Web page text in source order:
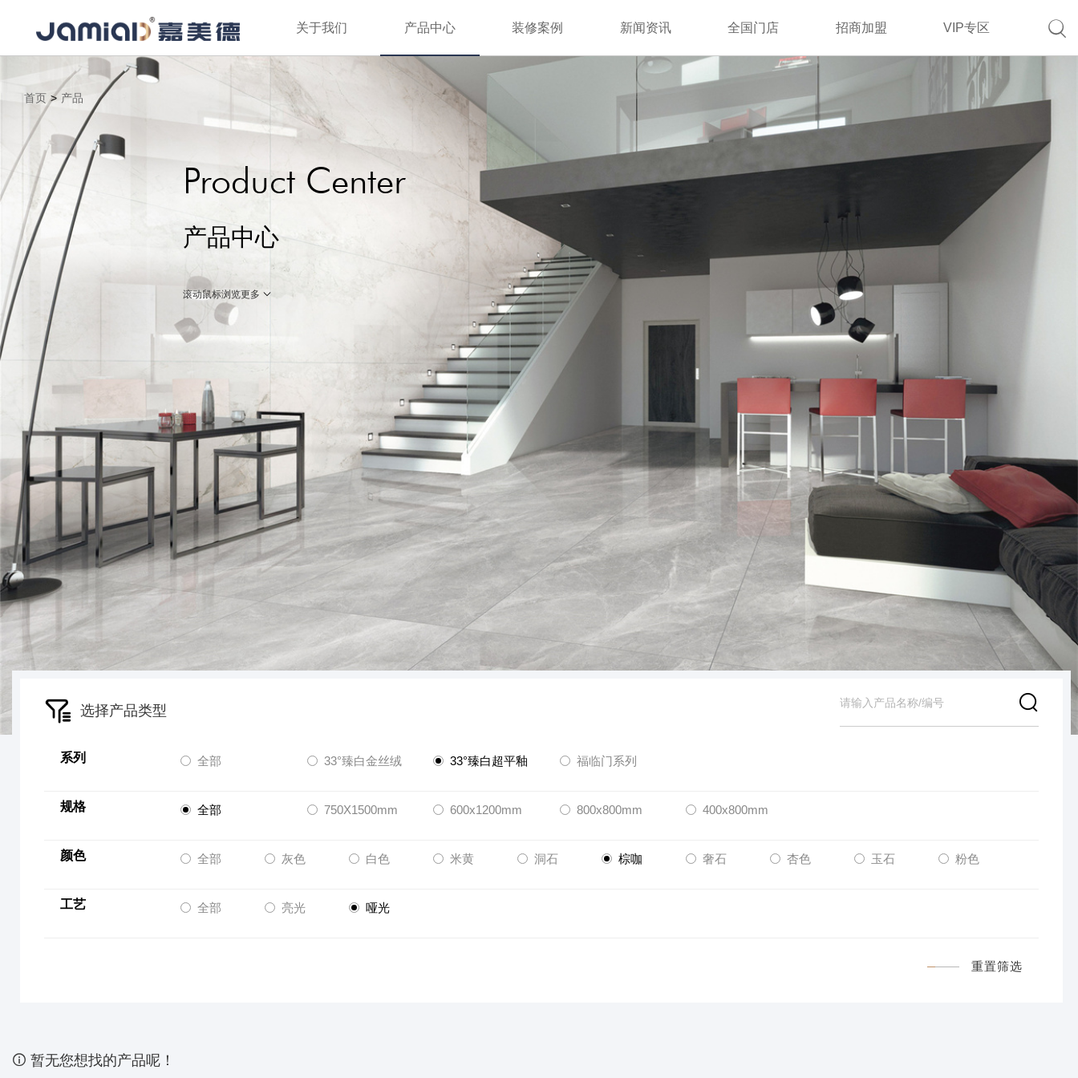
关于我们 产品中心 装修案例 新闻资讯 全国门店 招商加盟 VIP专区 
首页 > 产品
Product Center
产品中心
滚动鼠标浏览更多 
选择产品类型
系列 全部 33°臻白金丝绒 33°臻白超平釉 福临门系列
规格 全部 750X1500mm 600x1200mm 800x800mm 400x800mm
颜色 全部 灰色 白色 米黄 洞石 棕咖 奢石 杏色 玉石 粉色
工艺 全部 亮光 哑光
重置筛选
 暂无您想找的产品呢！